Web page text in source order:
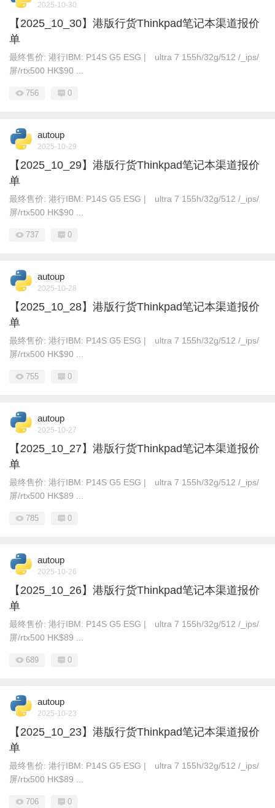
2025-10-30
【2025_10_30】港版行货Thinkpad笔记本渠道报价
单
最终售价: 港行IBM: P14S G5 ESG | ultra 7 155h/32g/512 /_ips/
屏/rtx500 HK$90 ...
756 0
autoup
2025-10-29
【2025_10_29】港版行货Thinkpad笔记本渠道报价
单
最终售价: 港行IBM: P14S G5 ESG | ultra 7 155h/32g/512 /_ips/
屏/rtx500 HK$90 ...
737 0
autoup
2025-10-28
【2025_10_28】港版行货Thinkpad笔记本渠道报价
单
最终售价: 港行IBM: P14S G5 ESG | ultra 7 155h/32g/512 /_ips/
屏/rtx500 HK$90 ...
755 0
autoup
2025-10-27
【2025_10_27】港版行货Thinkpad笔记本渠道报价
单
最终售价: 港行IBM: P14S G5 ESG | ultra 7 155h/32g/512 /_ips/
屏/rtx500 HK$89 ...
785 0
autoup
2025-10-26
【2025_10_26】港版行货Thinkpad笔记本渠道报价
单
最终售价: 港行IBM: P14S G5 ESG | ultra 7 155h/32g/512 /_ips/
屏/rtx500 HK$89 ...
689 0
autoup
2025-10-23
【2025_10_23】港版行货Thinkpad笔记本渠道报价
单
最终售价: 港行IBM: P14S G5 ESG | ultra 7 155h/32g/512 /_ips/
屏/rtx500 HK$89 ...
706 0